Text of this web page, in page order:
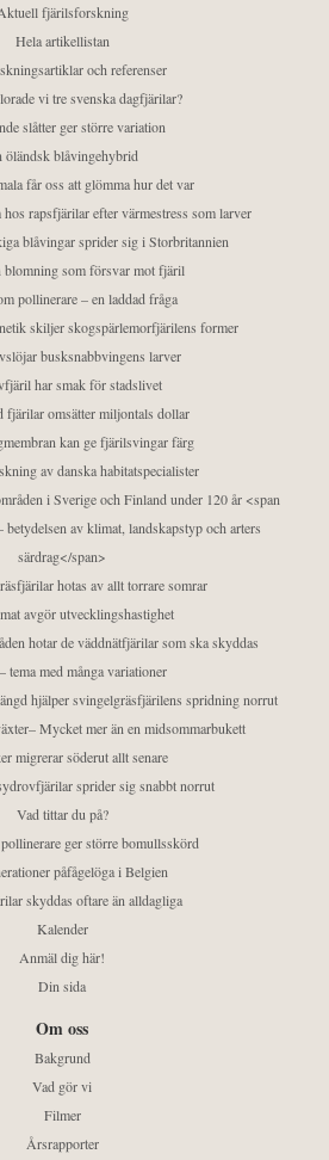
fjärilsforskning
Hela artikellistan
och referenser
vi tre svenska dagfjärilar?
slåtter ger större variation
öländsk blåvingehybrid
får oss att glömma hur det var
rapsfjärilar efter värmestress som larver
blåvingar sprider sig i Storbritannien
blomning som försvar mot fjäril
pollinerare – en laddad fråga
skiljer skogspärlemorfjärilens former
busksnabbvingens larver
har smak för stadslivet
fjärilar omsätter miljontals dollar
kan ge fjärilsvingar färg
av danska habitatspecialister
i Sverige och Finland under 120 år <span
av klimat, landskapstyp och arters
särdrag</span>
hotas av allt torrare somrar
avgör utvecklingshastighet
hotar de väddnätfjärilar som ska skyddas
tema med många variationer
hjälper svingelgräsfjärilens spridning norrut
Mycket mer än en midsommarbukett
migrerar söderut allt senare
sprider sig snabbt norrut
Vad tittar du på?
ger större bomullsskörd
påfågelöga i Belgien
skyddas oftare än alldagliga
Kalender
Anmäl dig här!
Din sida
Om oss
Bakgrund
Vad gör vi
Filmer
Årsrapporter